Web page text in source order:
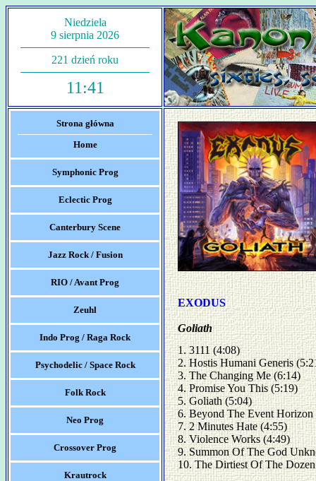
Niedziela
9 sierpnia 2026
221 dzień roku
11:41
Strona główna
Home
Symphonic Prog
Eclectic Prog
Canterbury Scene
Jazz Rock / Fusion
RIO / Avant Prog
Zeuhl
Indo Prog / Raga Rock
Psychodelic / Space Rock
Folk Rock
Neo Prog
Crossover Prog
Krautrock
EXODUS
Goliath
1. 3111 (4:08)
2. Hostis Humani Generis
3. The Changing Me (6:14)
4. Promise You This (5:19)
5. Goliath (5:04)
6. Beyond The Event Horizon
7. 2 Minutes Hate (4:55)
8. Violence Works (4:49)
9. Summon Of The God
10. The Dirtiest Of The